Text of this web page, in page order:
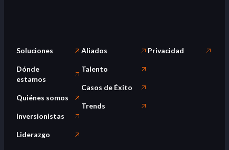
Soluciones
Dónde
estamos
Quiénes somos
Inversionistas
Liderazgo
Aliados
Talento
Casos de Éxito
Trends
Privacidad